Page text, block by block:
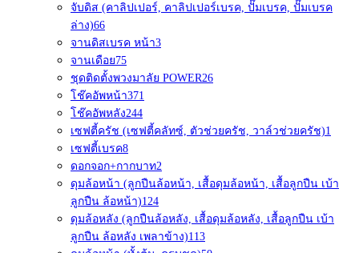
จับดิส (คาลิปเปอร์, คาลิปเปอร์เบรค, ปั๊มเบรค, ปั๊มเบรค
ล่าง)66
จานดิสเบรค หน้า3
จานเดือย75
ชุดติดตั้งพวงมาลัย POWER26
โช๊คอัพหน้า371
โช๊คอัพหลัง244
เซฟตี้ครัช (เซฟตี้คลัทซ์, ตัวช่วยครัช, วาล์วช่วยครัช)1
เซฟตี้เบรค8
ดอกจอก+กากบาท2
ดุมล้อหน้า (ลูกปืนล้อหน้า, เสื้อดุมล้อหน้า, เสื้อลูกปืน เบ้า
ลูกปืน ล้อหน้า)124
ดุมล้อหลัง (ลูกปืนล้อหลัง, เสื้อดุมล้อหลัง, เสื้อลูกปืน เบ้า
ลูกปืน ล้อหลัง เพลาข้าง)113